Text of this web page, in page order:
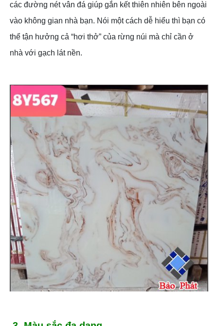
các đường nét vân đá giúp gắn kết thiên nhiên bên ngoài
vào không gian nhà bạn. Nói một cách dễ hiểu thì bạn có
thể tận hưởng cả “hơi thở” của rừng núi mà chỉ cần ở
nhà với gạch lát nền.